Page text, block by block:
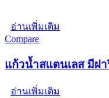
อ่านเพิ่มเติม
Compare
แก้วน้ำสแตนเลส มีฝ
อ่านเพิ่มเติม